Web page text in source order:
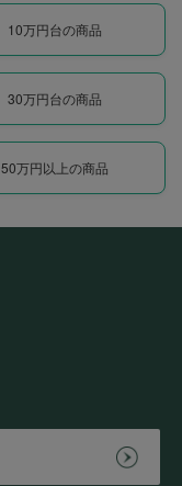
10万円台の商品
30万円台の商品
50万円以上の商品